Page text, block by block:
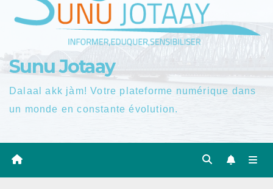
Sunu Jotaay
Dalaal akk jàm! Votre plateforme numérique dans
un monde en constante évolution.